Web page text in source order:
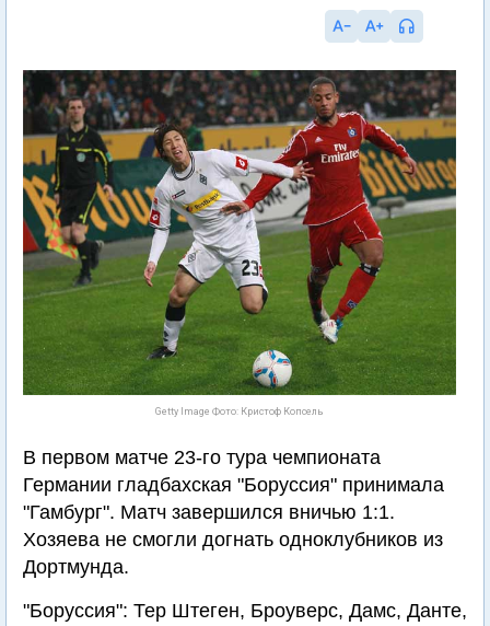
Getty Image Фото: Кристоф Копсель
В первом матче 23-го тура чемпионата
Германии гладбахская "Боруссия" принимала
"Гамбург". Матч завершился вничью 1:1.
Хозяева не смогли догнать одноклубников из
Дортмунда.
"Боруссия": Тер Штеген, Броуверс, Дамс, Данте,